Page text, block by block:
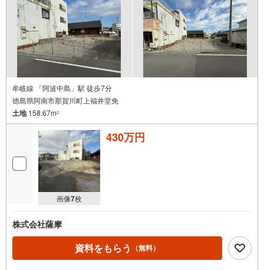
牟岐線 「阿波中島」駅 徒歩7分
徳島県阿南市那賀川町上福井堂免
土地158.67m2
画像7枚
430万円
株式会社薩摩
資料をもらう （無料）